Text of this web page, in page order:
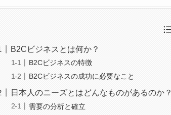
B2Cビジネスとは何か？
B2Cビジネスの特徴
B2Cビジネスの成功に必要なこと
日本人のニーズとはどんなものがあるのか？
需要の分析と確立